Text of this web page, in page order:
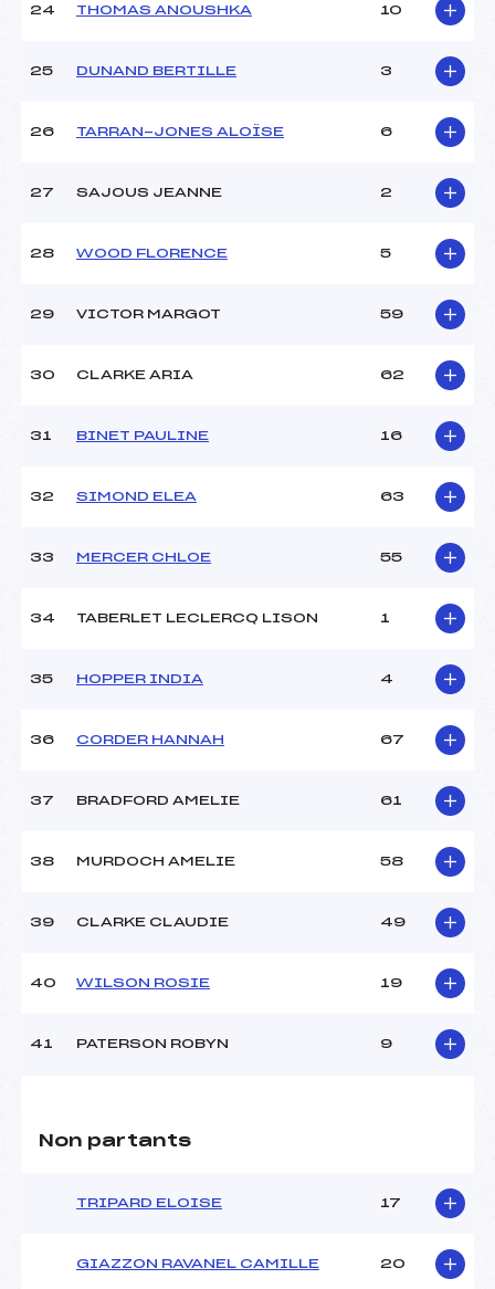
24 THOMAS ANOUSHKA 10
25 DUNAND BERTILLE 3
26 TARRAN-JONES ALOÏSE 6
27 SAJOUS JEANNE 2
28 WOOD FLORENCE 5
29 VICTOR MARGOT 59
30 CLARKE ARIA 62
31 BINET PAULINE 16
32 SIMOND ELEA 63
33 MERCER CHLOE 55
34 TABERLET LECLERCQ LISON 1
35 HOPPER INDIA 4
36 CORDER HANNAH 67
37 BRADFORD AMELIE 61
38 MURDOCH AMELIE 58
39 CLARKE CLAUDIE 49
40 WILSON ROSIE 19
41 PATERSON ROBYN 9
Non partants
TRIPARD ELOISE 17
GIAZZON RAVANEL CAMILLE 20